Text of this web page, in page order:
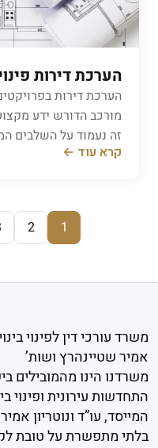
הערכת דירות
הערכת דירות
מורכב הדורש ידע
זה נעמוד על השלבים
קרא עוד ←
1
2
משרד עורכי דין לפינוי
אמיר שטיינהרץ ושות’
משרדנו הינו מהמובילים
התחדשות עירונית ופינוי
המייסד, עו”ד ונוטריון
בלתי מתפשרת על טובת